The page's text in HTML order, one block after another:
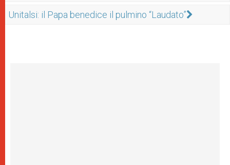
Unitalsi: il Papa benedice il pulmino “Laudato”